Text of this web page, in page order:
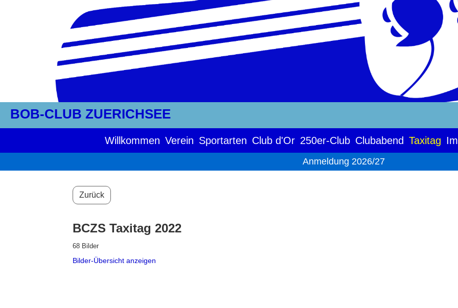
BOB-CLUB ZUERICHSEE
Willkommen Verein Sportarten Club d'Or 250er-Club Clubabend Taxitag
Anmeldung 2026/27
Zurück
BCZS Taxitag 2022
68 Bilder
Bilder-Übersicht anzeigen